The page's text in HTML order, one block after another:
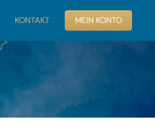
KONTAKT MEIN KONTO